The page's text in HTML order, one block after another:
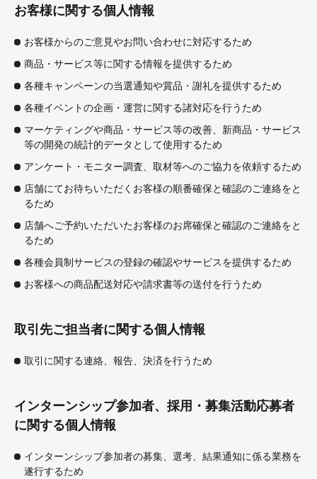
お客様に関する個人情報
お客様からのご意見やお問い合わせに対応するため
商品・サービス等に関する情報を提供するため
各種キャンペーンの当選通知や賞品・謝礼を提供するため
各種イベントの企画・運営に関する諸対応を行うため
マーケティングや商品・サービス等の改善、新商品・サービス
等の開発の統計的データとして使用するため
アンケート・モニター調査、取材等へのご協力を依頼するため
店舗にてお待ちいただくお客様の順番確保と確認のご連絡をと
るため
店舗へご予約いただいたお客様のお席確保と確認のご連絡をと
るため
各種会員制サービスの登録の確認やサービスを提供するため
お客様への商品配送対応や請求書等の送付を行うため
取引先ご担当者に関する個人情報
取引に関する連絡、報告、決済を行うため
インターンシップ参加者、採用・募集活動応募者
に関する個人情報
インターンシップ参加者の募集、選考、結果通知に係る業務を
遂行するため